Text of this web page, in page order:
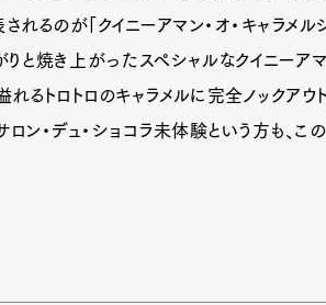
れるのが「クイニーアマン・オ・キャラメル
と焼き上がったスペシャルなクイニーアマ
るトロトロのキャラメルに完全ノックアウト
・デュ・ショコラ未体験という方も、こ